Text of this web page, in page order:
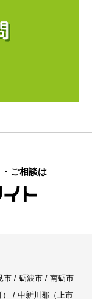
ご相談は
市 / 砺波市 / 南砺市
/ 中新川郡（上市